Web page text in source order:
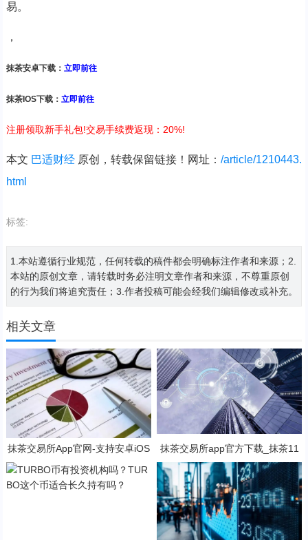
易。
，
抹茶安卓下载： 立即前往
抹茶IOS下载： 立即前往
注册领取新手礼包!交易手续费返现：20%!
本文 巴适财经原创，转载保留链接！网址： /article/1210443.
html
标签:
1.本站遵循行业规范，任何转载的稿件都会明确标注作者和来源；2.
本站的原创文章，请转载时务必注明文章作者和来源，不尊重原创
的行为我们将追究责任；3.作者投稿可能会经我们编辑修改或补充。
相关文章
抹茶交易所App官网-支持安卓iOS
抹茶交易所app官方下载_抹茶11
月最新网址V6.1.43